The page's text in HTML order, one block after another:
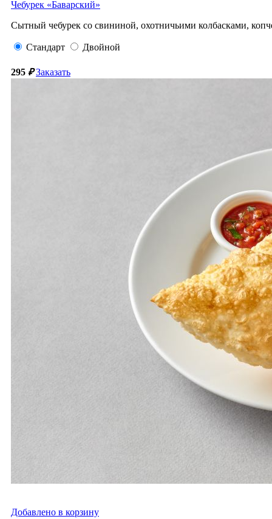
Чебурек «Баварский»
Сытный чебурек со свининой, охотничьими колбасками,
Стандарт Двойной
295 ₽ Заказать
Добавлено в корзину